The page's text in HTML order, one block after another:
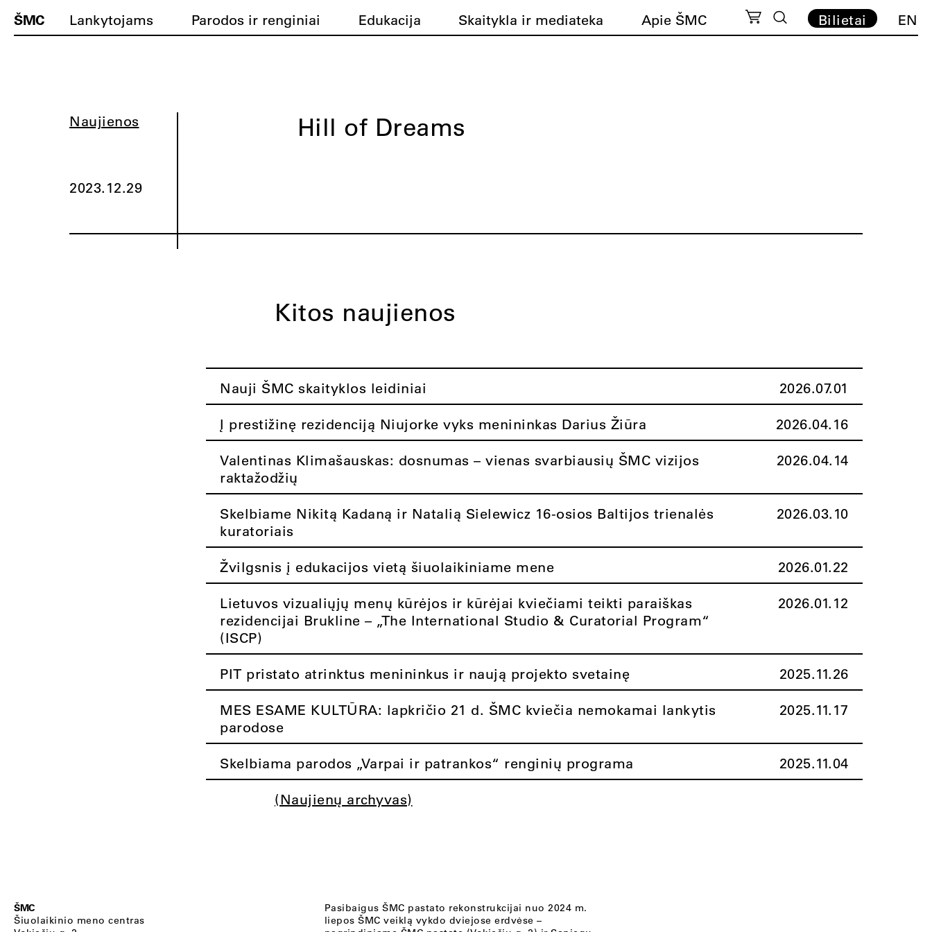
ŠMC Lankytojams Parodos ir renginiai Edukacija Skaitykla ir mediateka Apie ŠMC Bilietai EN
Naujienos
2023.12.29
Hill of Dreams
Kitos naujienos
Nauji ŠMC skaityklos leidiniai 2026.07.01
Į prestižinę rezidenciją Niujorke vyks menininkas Darius Žiūra 2026.04.16
Valentinas Klimašauskas: dosnumas – vienas svarbiausių ŠMC vizijos
raktažodžių
2026.04.14
Skelbiame Nikitą Kadaną ir Natalią Sielewicz 16-osios Baltijos trienalės
kuratoriais
2026.03.10
Žvilgsnis į edukacijos vietą šiuolaikiniame mene 2026.01.22
Lietuvos vizualiųjų menų kūrėjos ir kūrėjai kviečiami teikti paraiškas
rezidencijai Brukline – „The International Studio & Curatorial Program“
(ISCP)
2026.01.12
PIT pristato atrinktus menininkus ir naują projekto svetainę 2025.11.26
MES ESAME KULTŪRA: lapkričio 21 d. ŠMC kviečia nemokamai lankytis
parodose
2025.11.17
Skelbiama parodos „Varpai ir patrankos“ renginių programa 2025.11.04
(Naujienų archyvas)
ŠMC
Šiuolaikinio meno centras
Pasibaigus ŠMC pastato rekonstrukcijai nuo 2024 m.
liepos ŠMC veiklą vykdo dviejose erdvėse –